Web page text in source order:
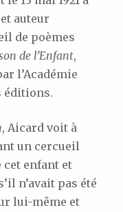
auteur
de poèmes
de l’Enfant,
l’Académie
éditions.
, Aicard voit à
un cercueil
cet enfant et
n’avait pas été
lui-même et